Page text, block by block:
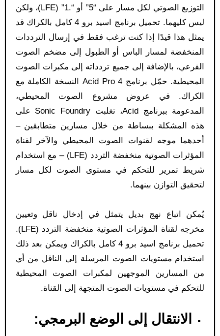
التوزيع الصوتي لكل مسار على “5” أو “.1” (LFE)، ولكن
ليس كليهما. تحميل برنامج اسيد برو 4 كامل بالكراك قد
يمثل هذا قيدًا إذا كنت ترغب فقط في إرسال الترددات
المنخفضة لمسار الباس أو الطبول إلى مضخم الصوت
الفرعي، بالإضافة إلى جميع تردداته إلى مكبرات الصوت
المحيطية. حمّل برنامج Acid Pro 4 النسخة الكاملة مع
الكراك. في عروض مشروع الصوت المحيطي،
المدعومة ببرنامج Acid، تغلبت Sonic Foundry على
هذه المشكلة ببساطة من خلال مسارين متطابقين –
أحدهما موجه لقنوات الصوت المحيطي والآخر لقناة
المؤثرات الصوتية منخفضة التردد (LFE) – مع استخدام
شريط تمرير للتحكم في مستوى الصوت لكل مسار
لتحقيق التوازن بينهما.
يُمكن اتباع نهج بديل يتمثل في إدخال ناقل وتعيين
مخرجه لقناة المؤثرات الصوتية منخفضة التردد (LFE).
تحميل برنامج اسيد برو 4 كامل بالكراك ويمكن بعد ذلك
استخدام مستويات الصوت المرسلة إلى الناقل من أي
من المسارين الموجهين لمكبرات الصوت المحيطية
للتحكم في مستويات الصوت المتجهة إلى القناة.
الانتقال إلى الوضع البرمجي: